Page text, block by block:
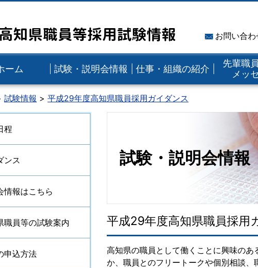
知県職員等採用試験情報 お問い合わ
ーム 試験・説明会情報 仕事・組織の紹介
先輩職
メッ
試験情報 平成29年度高知県職員採用ガイダンス
試験・説明会情報
平成29年度高知県職員採用
高知県の職員として働くことに興味の
か、職員とのフリートークや個別相談、
程
ンス
情報はこちら
職員等の試験案内
申込方法